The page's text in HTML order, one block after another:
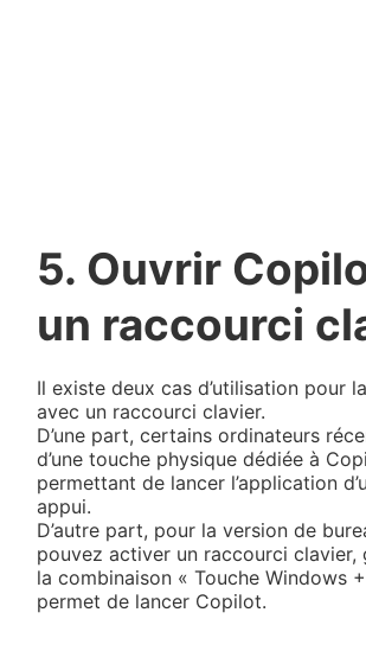
5. Ouvrir
un raccourci
Il existe deux cas d’utilisation pour
avec un raccourci clavier.
D’une part, certains ordinateurs
d’une touche physique dédiée à
permettant de lancer l’application
appui.
D’autre part, pour la version de
pouvez activer un raccourci clavier,
la combinaison « Touche Windows
permet de lancer Copilot.